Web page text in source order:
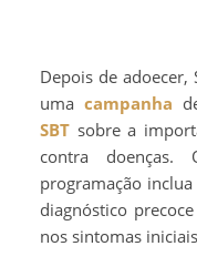
Depois de adoecer, Silvio Santos decidiu mandar criar
uma campanha
SBT sobre a
contra
programação
diagnóstico
nos sintomas